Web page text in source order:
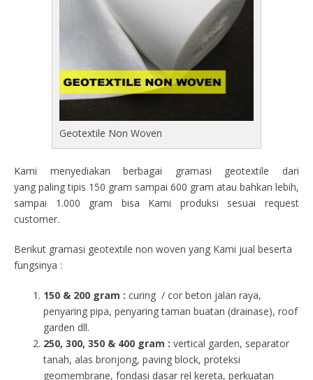
Geotextile Non Woven
Kami menyediakan berbagai gramasi geotextile dari
yang paling tipis 150 gram sampai 600 gram atau bahkan lebih,
sampai 1.000 gram bisa Kami produksi sesuai request
customer.
Berikut gramasi geotextile non woven yang Kami jual beserta
fungsinya :
150 & 200 gram : curing / cor beton jalan raya,
penyaring pipa, penyaring taman buatan (drainase), roof
garden dll.
250, 300, 350 & 400 gram : vertical garden, separator
tanah, alas bronjong, paving block, proteksi
geomembrane, fondasi dasar rel kereta, perkuatan